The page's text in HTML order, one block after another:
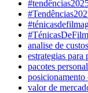
analise de
estrategias
pacotes
valor de